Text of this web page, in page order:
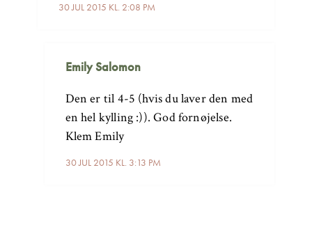
30 JUL 2015 KL. 2:08 PM
Emily Salomon
30 JUL 2015 KL. 3:13 PM
Den er til 4-5 (hvis du laver den med
en hel kylling :)). God fornøjelse.
Klem Emily